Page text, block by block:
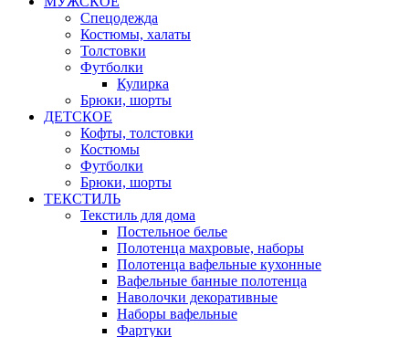
Спецодежда
Костюмы, халаты
Толстовки
Футболки
Кулирка
Брюки, шорты
ДЕТСКОЕ
Кофты, толстовки
Костюмы
Футболки
Брюки, шорты
ТЕКСТИЛЬ
Текстиль для дома
Постельное белье
Полотенца махровые, наборы
Полотенца вафельные кухонные
Вафельные банные полотенца
Наволочки декоративные
Наборы вафельные
Фартуки